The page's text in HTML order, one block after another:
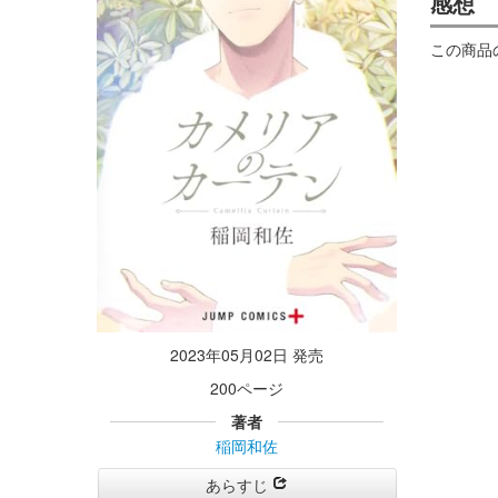
2023年05月02日 発売
200ページ
著者
稲岡和佐
あらすじ
この商品